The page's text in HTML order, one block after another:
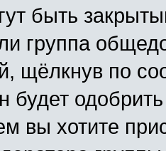
быть
группа
щёлкнув по
будет
вы хотите